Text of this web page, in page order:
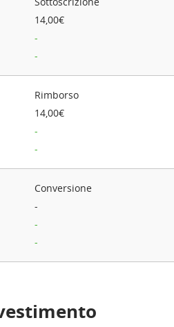
14,00€
-
-
Rimborso
14,00€
-
-
Conversione
-
-
-